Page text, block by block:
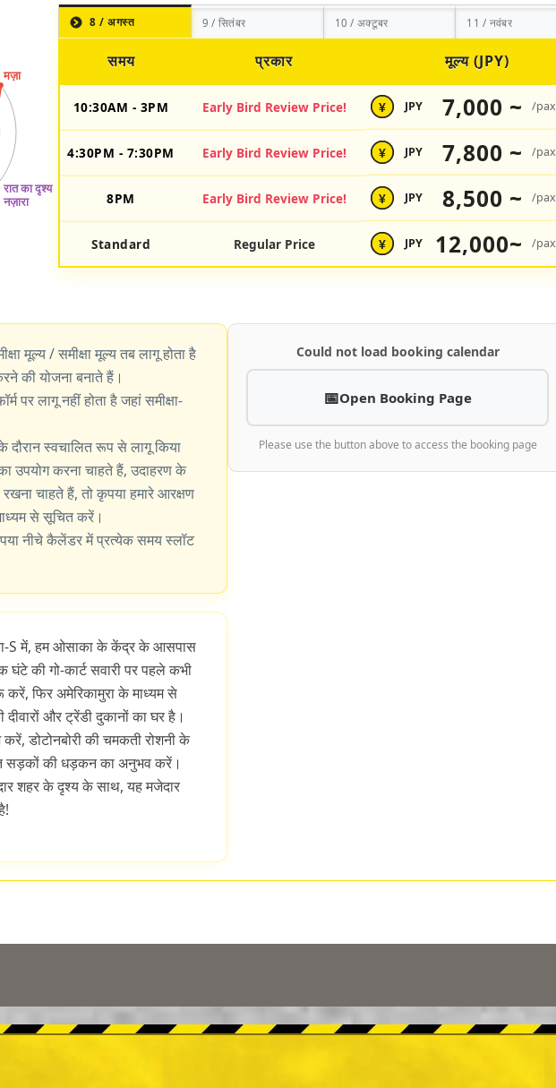
8 / अगस्त 9 / सितंबर 10 / अक्टूबर 11 / नवंबर
समय प्रकार मूल्य (JPY)
10:30AM - 3PM Early Bird Review Price! ¥ JPY 7,000 ~ /pax
4:30PM - 7:30PM Early Bird Review Price! ¥ JPY 7,800 ~ /pax
8PM Early Bird Review Price! ¥ JPY 8,500 ~ /pax
Standard Regular Price ¥ JPY 12,000~ /pax
मूल्य / समीक्षा मूल्य तब लागू होता है
की योजना बनाते हैं।
पर लागू नहीं होता है जहां समीक्षा-
स्वचालित रूप से लागू किया
उपयोग करना चाहते हैं, उदाहरण के
चाहते हैं, तो कृपया हमारे आरक्षण
से सूचित करें।
नीचे कैलेंडर में प्रत्येक समय स्लॉट
S में, हम ओसाका के केंद्र के आसपास
की गो-कार्ट सवारी पर पहले कभी
फिर अमेरिकामुरा के माध्यम से
और ट्रेंडी दुकानों का घर है।
डोटोनबोरी की चमकती रोशनी के
सड़कों की धड़कन का अनुभव करें।
शहर के दृश्य के साथ, यह मजेदार
Could not load booking calendar
Open Booking Page
Please use the button above to access the booking page